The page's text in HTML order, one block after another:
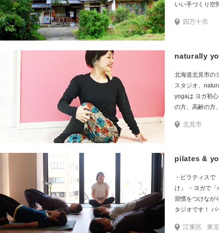
いい手づくり空
シャ）も併設。
ジ】できます。
った暮らしを体
トリート（宿
てます。 通年宿泊可能な個別
のヨガリトリー
プラン】と、連
す。
四万十市
naturally
北海道北見市の
スタジオ、
yogaは ヨガ初心者
の方、高齢の方
安心して参加で
北見市
pilates &
・ピラティス
け」 ・ヨガで
習慣をつけなが
タジオです！ パーソナルレッスンが豊富にあるので
と知り、上手に
江東区 東